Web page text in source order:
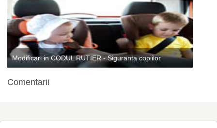
Modificari in CODUL RUTIER - Siguranta copiilor
Comentarii